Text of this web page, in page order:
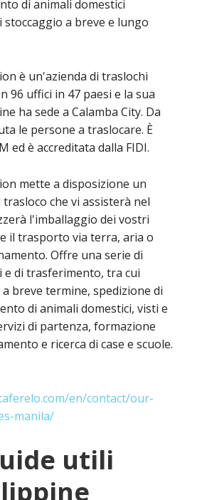
di animali domestici
a breve e lungo
è un'azienda di traslochi
96 uffici in 47 paesi e la sua
ha sede a Calamba City. Da
le persone a traslocare. È
ed è accreditata dalla FIDI.
mette a disposizione un
che vi assisterà nel
l'imballaggio dei vostri
il trasporto via terra, aria o
Offre una serie di
e di trasferimento, tra cui
breve termine, spedizione di
di animali domestici, visti e
di partenza, formazione
e ricerca di case e scuole.
en/contact/our-
manila/
utili